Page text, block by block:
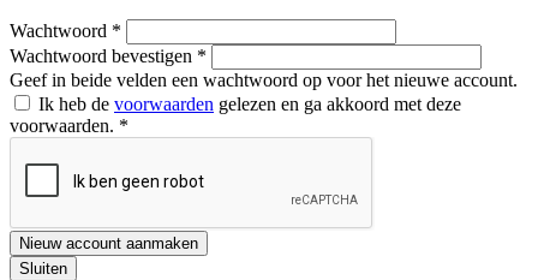
Wachtwoord *
Wachtwoord bevestigen *
Geef in beide velden een wachtwoord op voor het nieuwe account.
Ik heb de voorwaarden gelezen en ga akkoord met deze
voorwaarden. *
Nieuw account aanmaken
Sluiten